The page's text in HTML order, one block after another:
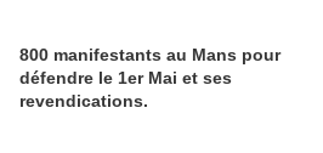
800 manifestants au Mans pour
défendre le 1er Mai et ses
revendications.